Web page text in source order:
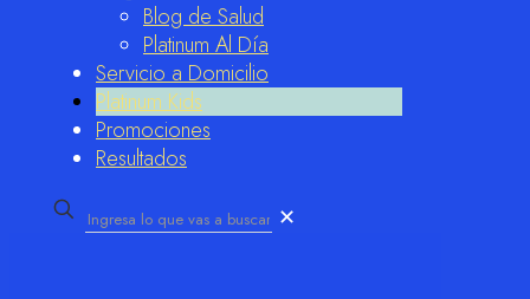
Blog de Salud
Platinum Al Día
Servicio a Domicilio
Platinum Kids
Promociones
Resultados
✕